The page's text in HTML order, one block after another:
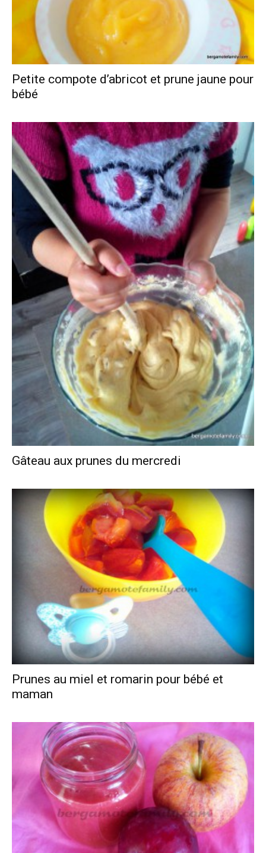
Petite compote d’abricot et prune jaune pour
bébé
Gâteau aux prunes du mercredi
Prunes au miel et romarin pour bébé et
maman